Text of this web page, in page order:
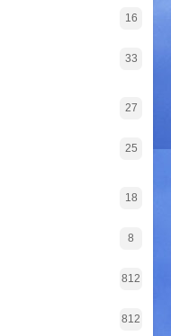
16
33
27
25
18
8
812
812